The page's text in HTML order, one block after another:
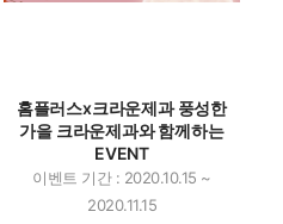
홈플러스x크라운제과 풍성한
가을 크라운제과와 함께하는
EVENT
이벤트 기간 : 2020.10.15 ~
2020.11.15